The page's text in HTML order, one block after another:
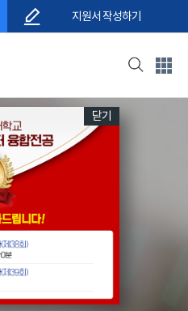
닫기
지원서 작성하기